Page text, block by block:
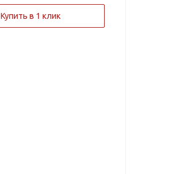
Купить в 1 клик